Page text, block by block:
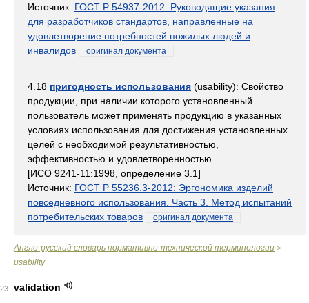
Источник: ГОСТ Р 54937-2012: Руководящие указания
для разработчиков стандартов, направленные на
удовлетворение потребностей пожилых людей и
инвалидов
оригинал документа
4.18 пригодность использования (usability): Свойство
продукции, при наличии которого установленный
пользователь может применять продукцию в указанных
условиях использования для достижения установленных
целей с необходимой результативностью,
эффективностью и удовлетворенностью.
[ИСО 9241-11:1998, определение 3.1]
Источник: ГОСТ Р 55236.3-2012: Эргономика изделий
повседневного использования. Часть 3. Метод испытаний
потребительских товаров
оригинал документа
Англо-русский словарь нормативно-технической терминологии >
usability
validation